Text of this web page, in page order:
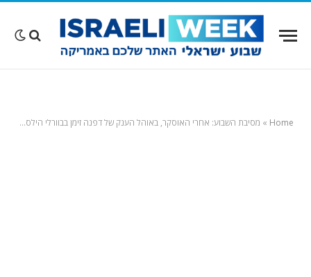
Home
» מסיבת השבוע: אחרי האוסקר, באוהל הענק של דפנה זימן בבוורלי הילס…